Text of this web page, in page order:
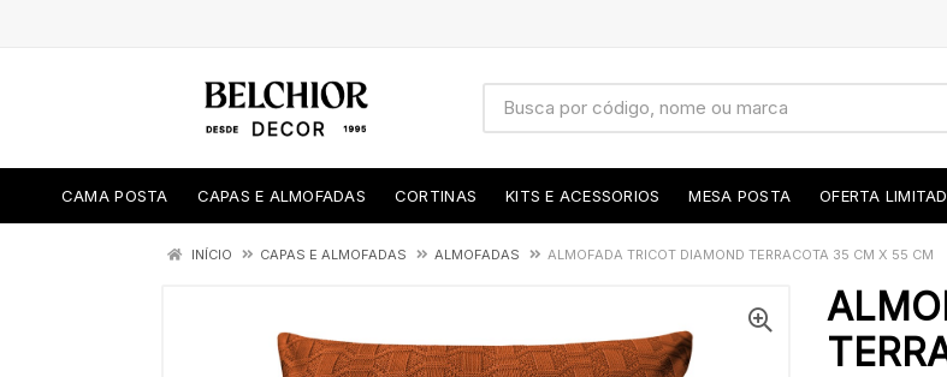
CAMA POSTA CAPAS E ALMOFADAS CORTINAS KITS E ACESSORIOS MESA POSTA OFERTA
INÍCIO CAPAS E ALMOFADAS ALMOFADAS ALMOFADA TRICOT DIAMOND TERRACOTA 35 CM X 55 CM